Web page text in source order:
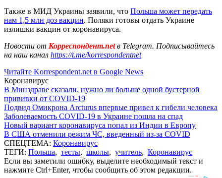
Также в МИД Украины заявили, что Польша может передать
нам 1,5 млн доз вакцин. Поляки готовы отдать Украине
излишки вакцин от коронавируса.
Новости от Корреспондент.netв Telegram. Подписывайтесь
на наш канал https://t.me/korrespondentnet
Читайте Korrespondent.net в Google News
Коронавирус
В Минздраве сказали, нужно ли больше одной бустерной
прививки от COVID-19
Подвид Омикрона Arcturus впервые привел к гибели человека
Заболеваемость COVID-19 в Украине пошла на спад
Новый вариант коронавируса попал из Индии в Европу
В США отменили режим ЧС, введенный из-за COVID
СПЕЦТЕМА: Коронавирус
ТЕГИ: Польша, тесты, школы, учитель, Коронавирус
Если вы заметили ошибку, выделите необходимый текст и
нажмите Ctrl+Enter, чтобы сообщить об этом редакции.